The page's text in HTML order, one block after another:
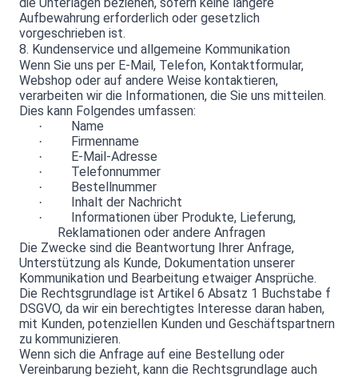
Aufbewahrung erforderlich oder gesetzlich
vorgeschrieben ist.
8. Kundenservice und allgemeine Kommunikation
Wenn Sie uns per E-Mail, Telefon, Kontaktformular,
Webshop oder auf andere Weise kontaktieren,
verarbeiten wir die Informationen, die Sie uns mitteilen.
Dies kann Folgendes umfassen:
· Name
· Firmenname
· E-Mail-Adresse
· Telefonnummer
· Bestellnummer
· Inhalt der Nachricht
·
Informationen über Produkte, Lieferung,
Reklamationen oder andere Anfragen
Die Zwecke sind die Beantwortung Ihrer Anfrage,
Unterstützung als Kunde, Dokumentation unserer
Kommunikation und Bearbeitung etwaiger Ansprüche.
Die Rechtsgrundlage ist Artikel 6 Absatz 1 Buchstabe f
DSGVO, da wir ein berechtigtes Interesse daran haben,
mit Kunden, potenziellen Kunden und Geschäftspartnern
zu kommunizieren.
Wenn sich die Anfrage auf eine Bestellung oder
Vereinbarung bezieht, kann die Rechtsgrundlage auch